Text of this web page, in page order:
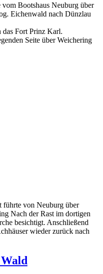
Bootshaus Neuburg über
Eichenwald nach Dünzlau
das Fort Prinz Karl.
Seite über Weichering
führte von Neuburg über
Nach der Rast im dortigen
besichtigt. Anschließend
wieder zurück nach